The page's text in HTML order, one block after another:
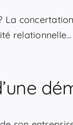
La
relationnelle…